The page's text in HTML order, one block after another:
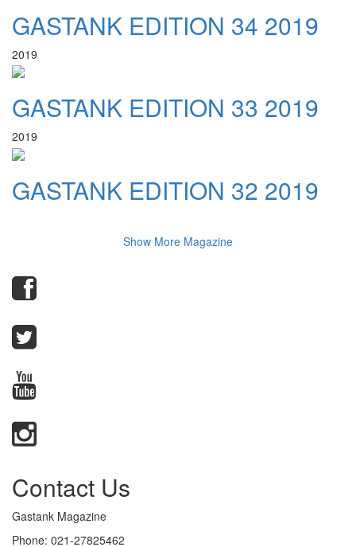
GASTANK EDITION 34 2019
2019
GASTANK EDITION 33 2019
2019
GASTANK EDITION 32 2019
Show More Magazine
Contact Us
Gastank Magazine
Phone: 021-27825462